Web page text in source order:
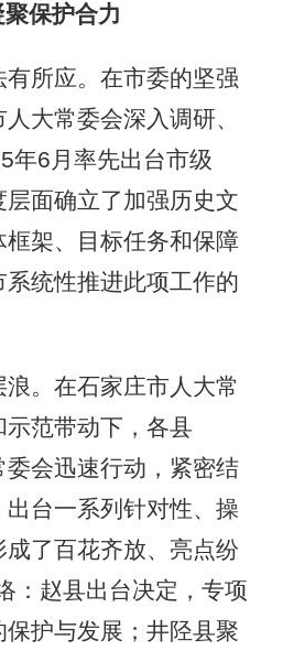
保护合力
所应。在市委的坚强
大常委会深入调研、
年6月率先出台市级
层面确立了加强历史文
架、目标任务和保障
统性推进此项工作的
。在石家庄市人大常
范带动下，各县
委会迅速行动，紧密结
台一系列针对性、操
了百花齐放、亮点纷
：赵县出台决定，专项
护与发展；井陉县聚